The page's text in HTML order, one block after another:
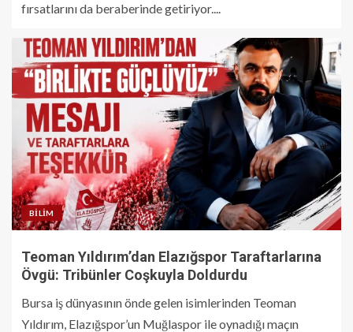
fırsatlarını da beraberinde getiriyor....
BILIM
Teoman Yıldırım’dan Elazığspor Taraftarlarına
Övgü: Tribünler Coşkuyla Doldurdu
Bursa iş dünyasının önde gelen isimlerinden Teoman
Yıldırım, Elazığspor’un Muğlaspor ile oynadığı maçın